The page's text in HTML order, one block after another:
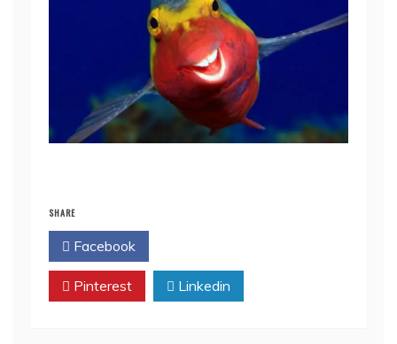
SHARE
Facebook
Pinterest Linkedin